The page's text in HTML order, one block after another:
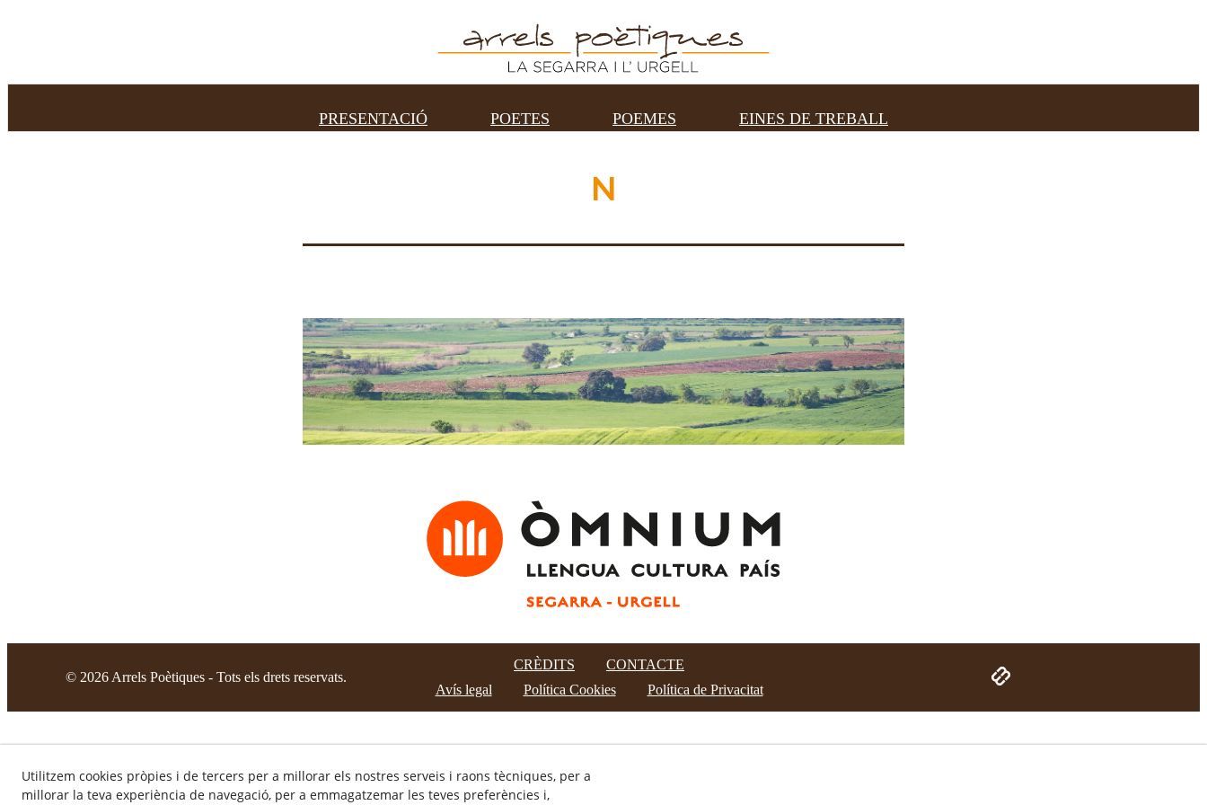
PRESENTACIÓ POETES POEMES EINES DE TREBALL
N
© 2026Arrels Poètiques - Tots els drets reservats.
CRÈDITS
CONTACTE
Avís legal
Política Cookies Política de Privacitat
Utilitzem cookies pròpies i de tercers per a millorar els nostres serveis i raons tècniques, per a
millorar la teva experiència de navegació, per a emmagatzemar les teves preferències i,